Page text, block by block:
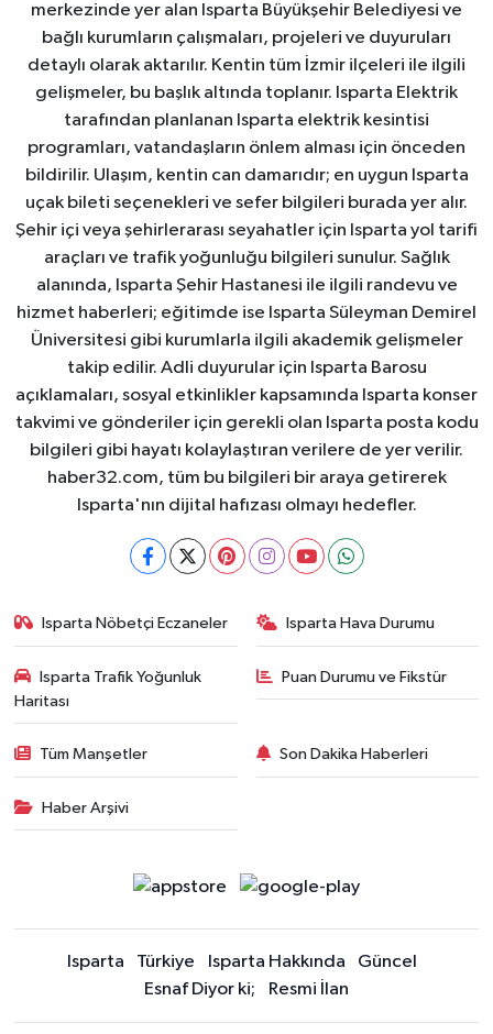
merkezinde yer alan Isparta Büyükşehir Belediyesi ve
bağlı kurumların çalışmaları, projeleri ve duyuruları
detaylı olarak aktarılır. Kentin tüm İzmir ilçeleri ile ilgili
gelişmeler, bu başlık altında toplanır. Isparta Elektrik
tarafından planlanan Isparta elektrik kesintisi
programları, vatandaşların önlem alması için önceden
bildirilir. Ulaşım, kentin can damarıdır; en uygun Isparta
uçak bileti seçenekleri ve sefer bilgileri burada yer alır.
Şehir içi veya şehirlerarası seyahatler için Isparta yol tarifi
araçları ve trafik yoğunluğu bilgileri sunulur. Sağlık
alanında, Isparta Şehir Hastanesi ile ilgili randevu ve
hizmet haberleri; eğitimde ise Isparta Süleyman Demirel
Üniversitesi gibi kurumlarla ilgili akademik gelişmeler
takip edilir. Adli duyurular için Isparta Barosu
açıklamaları, sosyal etkinlikler kapsamında Isparta konser
takvimi ve gönderiler için gerekli olan Isparta posta kodu
bilgileri gibi hayatı kolaylaştıran verilere de yer verilir.
haber32.com, tüm bu bilgileri bir araya getirerek
Isparta'nın dijital hafızası olmayı hedefler.
Isparta Nöbetçi Eczaneler Isparta Hava Durumu
Isparta Trafik Yoğunluk
Haritası
Puan Durumu ve Fikstür
Tüm Manşetler Son Dakika Haberleri
Haber Arşivi
Isparta Türkiye Isparta Hakkında
Güncel
Esnaf Diyor ki;
Resmi İlan